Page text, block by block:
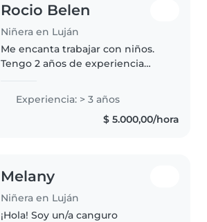
Rocio Belen
Niñera en Luján
Me encanta trabajar con niños.
Tengo 2 años de experiencia
bebés y niños pequeños.
También tengo experiencia con
niños con necesidades
Experiencia: > 3 años
$ 5.000,00/hora
Melany
Niñera en Luján
¡Hola! Soy un/a canguro